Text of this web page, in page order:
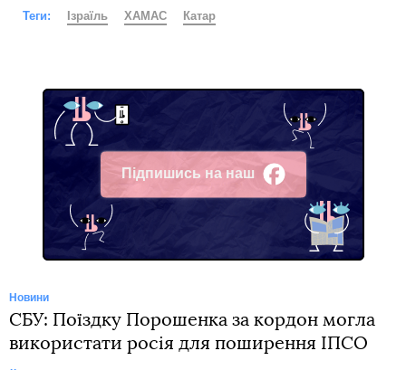
Теги: Ізраїль ХАМАС Катар
Підпишись на наш
Facebook
Новини
СБУ: Поїздку Порошенка за кордон могла
використати росія для поширення ІПСО